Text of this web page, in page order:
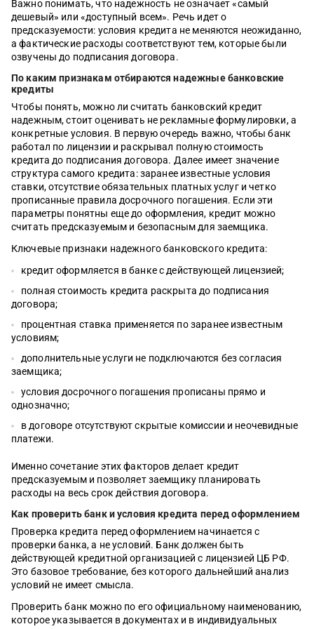
Важно понимать, что надежность не означает «самый
дешевый» или «доступный всем». Речь идет о
предсказуемости: условия кредита не меняются неожиданно,
а фактические расходы соответствуют тем, которые были
озвучены до подписания договора.
По каким признакам отбираются надежные банковские
кредиты
Чтобы понять, можно ли считать банковский кредит
надежным, стоит оценивать не рекламные формулировки, а
конкретные условия. В первую очередь важно, чтобы банк
работал по лицензии и раскрывал полную стоимость
кредита до подписания договора. Далее имеет значение
структура самого кредита: заранее известные условия
ставки, отсутствие обязательных платных услуг и четко
прописанные правила досрочного погашения. Если эти
параметры понятны еще до оформления, кредит можно
считать предсказуемым и безопасным для заемщика.
Ключевые признаки надежного банковского кредита:
кредит оформляется в банке с действующей лицензией;
полная стоимость кредита раскрыта до подписания
договора;
процентная ставка применяется по заранее известным
условиям;
дополнительные услуги не подключаются без согласия
заемщика;
условия досрочного погашения прописаны прямо и
однозначно;
в договоре отсутствуют скрытые комиссии и неочевидные
платежи.
Именно сочетание этих факторов делает кредит
предсказуемым и позволяет заемщику планировать
расходы на весь срок действия договора.
Как проверить банк и условия кредита перед оформлением
Проверка кредита перед оформлением начинается с
проверки банка, а не условий. Банк должен быть
действующей кредитной организацией с лицензией ЦБ РФ.
Это базовое требование, без которого дальнейший анализ
условий не имеет смысла.
Проверить банк можно по его официальному наименованию,
которое указывается в документах и в индивидуальных